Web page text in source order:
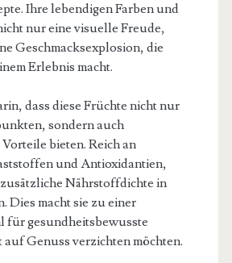
Ihre lebendigen Farben und
nur eine visuelle Freude,
Geschmacksexplosion, die
Erlebnis macht.
dass diese Früchte nicht nur
sondern auch
bieten. Reich an
und Antioxidantien,
Nährstoffdichte in
Dies macht sie zu einer
für gesundheitsbewusste
auf Genuss verzichten möchten.